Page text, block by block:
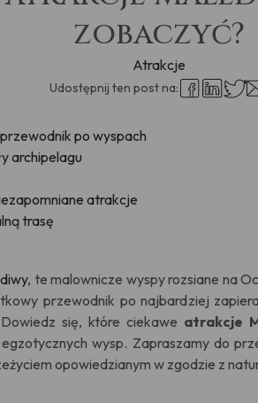
zobaczyć?
Atrakcje
Udostępnij ten post na:
po wyspach
archipelagu
atrakcje
trasę
, te malownicze wyspy rozsiane na
przewodnik po najbardziej
się, które ciekawe atrakcje
wysp. Zapraszamy do
opowiedzianym w zgodzie z